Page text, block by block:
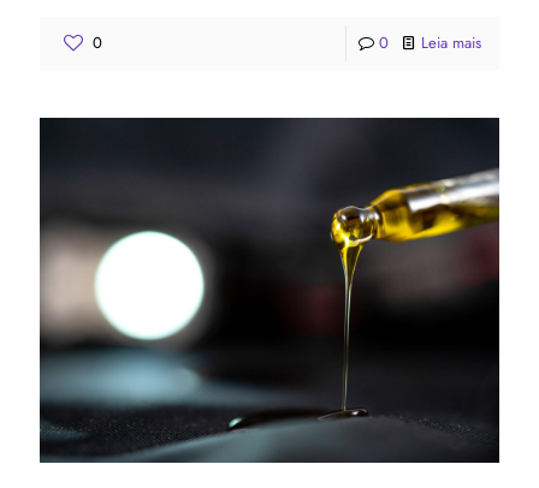
0 0 Leia mais